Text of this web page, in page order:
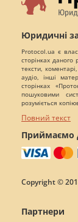
Юридичні
Protocol.ua є
сторінках
тексти,
аудіо, інші
сторінках
пошуковими
розуміється
Повний текст
Приймаємо
Copyright ©
Партнери